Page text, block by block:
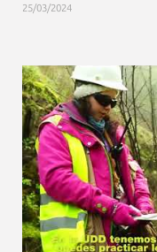
25/03/2024